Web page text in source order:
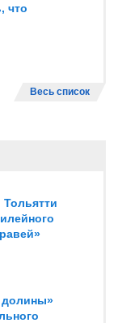
что
Весь список
долины»